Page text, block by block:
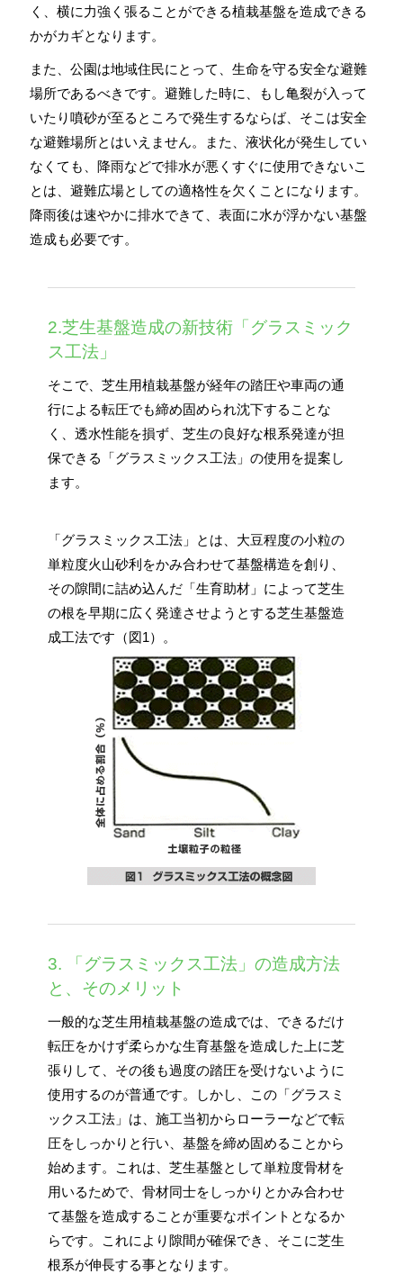
く、横に力強く張ることができる植栽基盤を造成できる
かがカギとなります。
また、公園は地域住民にとって、生命を守る安全な避難
場所であるべきです。避難した時に、もし亀裂が入って
いたり噴砂が至るところで発生するならば、そこは安全
な避難場所とはいえません。また、液状化が発生してい
なくても、降雨などで排水が悪くすぐに使用できないこ
とは、避難広場としての適格性を欠くことになります。
降雨後は速やかに排水できて、表面に水が浮かない基盤
造成も必要です。
2.芝生基盤造成の新技術「グラスミック
ス工法」
そこで、芝生用植栽基盤が経年の踏圧や車両の通
行による転圧でも締め固められ沈下することな
く、透水性能を損ず、芝生の良好な根系発達が担
保できる「グラスミックス工法」の使用を提案し
ます。
「グラスミックス工法」とは、大豆程度の小粒の
単粒度火山砂利をかみ合わせて基盤構造を創り、
その隙間に詰め込んだ「生育助材」によって芝生
の根を早期に広く発達させようとする芝生基盤造
成工法です（図1）。
3. 「グラスミックス工法」の造成方法
と、そのメリット
一般的な芝生用植栽基盤の造成では、できるだけ
転圧をかけず柔らかな生育基盤を造成した上に芝
張りして、その後も過度の踏圧を受けないように
使用するのが普通です。しかし、この「グラスミ
ックス工法」は、施工当初からローラーなどで転
圧をしっかりと行い、基盤を締め固めることから
始めます。これは、芝生基盤として単粒度骨材を
用いるためで、骨材同士をしっかりとかみ合わせ
て基盤を造成することが重要なポイントとなるか
らです。これにより隙間が確保でき、そこに芝生
根系が伸長する事となります。